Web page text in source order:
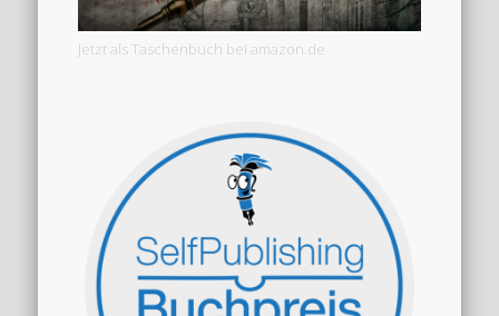
Jetzt als Taschenbuch bei amazon.de